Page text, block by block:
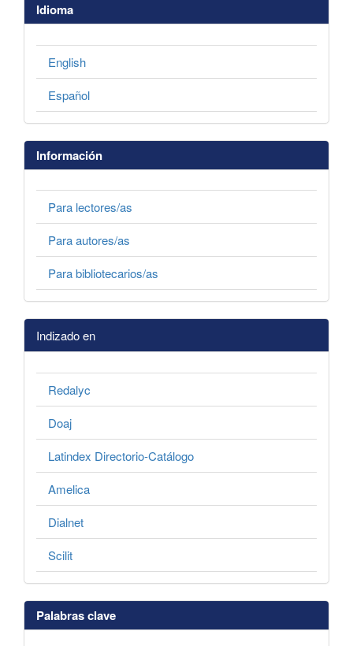
Idioma
English
Español
Información
Para lectores/as
Para autores/as
Para bibliotecarios/as
Indizado en
Redalyc
Doaj
Latindex Directorio-Catálogo
Amelica
Dialnet
Scilit
Palabras clave